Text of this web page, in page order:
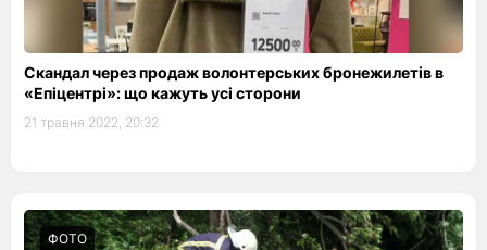
Скандал через продаж волонтерських бронежилетів в
«Епіцентрі»: що кажуть усі сторони
21 травня 2022, 20:32
ФОТО